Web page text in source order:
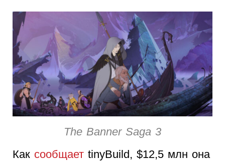
The Banner Saga 3
Как сообщает tinyBuild, $12,5 млн она